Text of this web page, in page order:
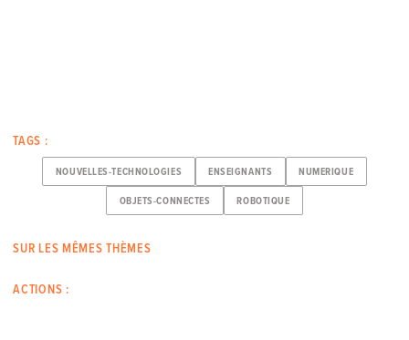
TAGS :
NOUVELLES-TECHNOLOGIES ENSEIGNANTS NUMERIQUE
OBJETS-CONNECTES ROBOTIQUE
SUR LES MÊMES THÈMES
ACTIONS :